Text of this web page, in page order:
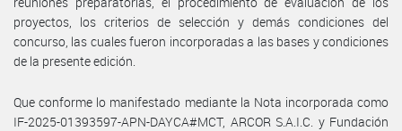
proyectos, los criterios de selección y demás condiciones del
concurso, las cuales fueron incorporadas a las bases y condiciones
de la presente edición.
Que conforme lo manifestado mediante la Nota incorporada como
IF-2025-01393597-APN-DAYCA#MCT, ARCOR S.A.I.C. y Fundación